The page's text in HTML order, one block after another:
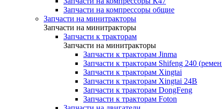
Запчасти на компрессоры общие
Запчасти на минитракторы
Запчасти на минитракторы
Запчасти к тракторам
Запчасти на минитракторы
Запчасти к тракторам Jinma
Запчасти к тракторам Shifeng 240
Запчасти к тракторам Xingtai
Запчасти к тракторам Xingtai 24В
Запчасти к тракторам DongFeng
Запчасти к тракторам Foton